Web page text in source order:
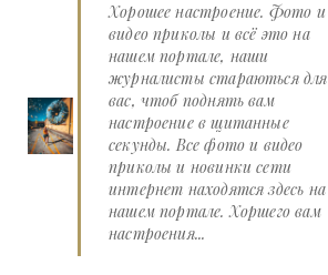
Хорошее настроение. Фото и
видео приколы и всё это на
нашем портале, наши
журналисты стараються для
вас, чтоб поднять вам
настроение в щитанные
секунды. Все фото и видео
приколы и новинки сети
интернет находятся здесь на
нашем портале. Хоршего вам
настроения...